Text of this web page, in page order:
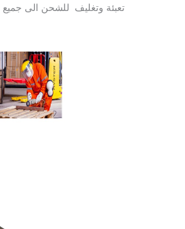
تعبئة وتغليف للشحن الى